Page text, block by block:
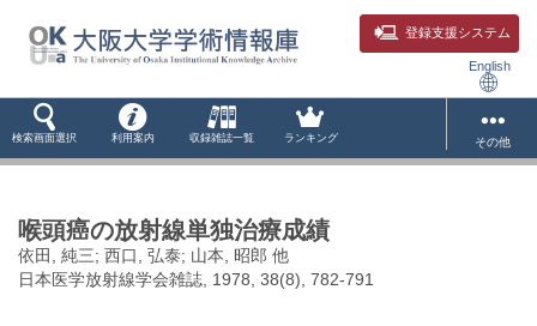
登録支援システム
English
検索画面選択 利用案内 収録雑誌一覧 ランキング その他
喉頭癌の放射線単独治療成績
依田, 純三; 西口, 弘泰; 山本, 昭郎 他
日本医学放射線学会雑誌, 1978, 38(8), 782-791